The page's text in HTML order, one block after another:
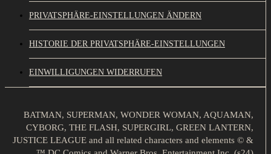
PRIVATSPHÄRE-EINSTELLUNGEN ÄNDERN
HISTORIE DER PRIVATSPHÄRE-EINSTELLUNGEN
EINWILLIGUNGEN WIDERRUFEN
BATMAN, SUPERMAN, WONDER WOMAN, AQUAMAN,
CYBORG, THE FLASH, SUPERGIRL, GREEN LANTERN,
JUSTICE LEAGUE and all related characters and elements © &